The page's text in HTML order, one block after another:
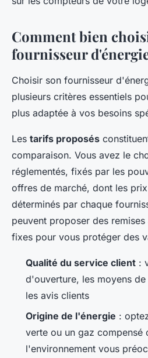
Comment bien
fournisseur
Choisir son fournisseur
plusieurs critères essentiels
plus adaptée à vos besoins
Les tarifs proposés
comparaison. Vous avez le
réglementés, fixés par les
offres de marché, dont les
déterminés par chaque
peuvent proposer des
fixes pour vous protéger des
Qualité du service client :
d'ouverture, les moyens
les avis clients
Origine de l'énergie :
verte ou un gaz compensé
l'environnement vous